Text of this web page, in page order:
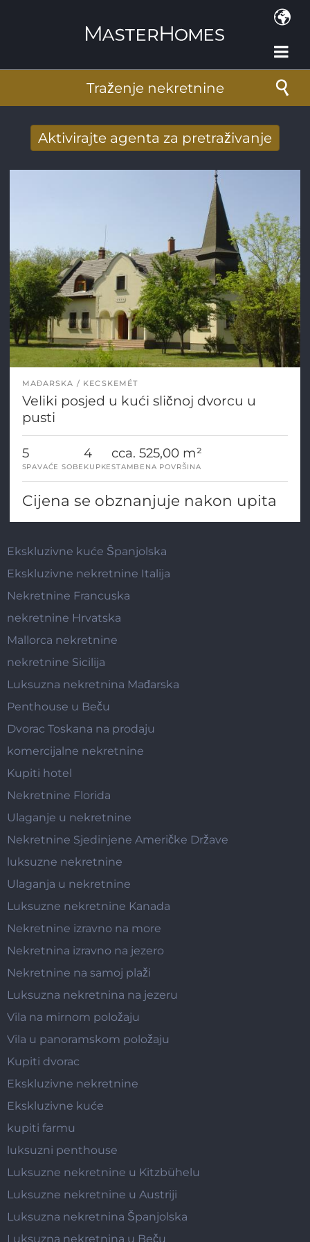
Traženje nekretnine
Aktivirajte agenta za pretraživanje
MAĐARSKA KECSKEMÉT
Veliki posjed u kući sličnoj dvorcu u
pusti
5
SPAVAĆE SOBE
4
KUPKE
cca. 525,00 m²
STAMBENA POVRŠINA
Cijena se obznanjuje nakon upita
Ekskluzivne kuće Španjolska
Ekskluzivne nekretnine Italija
Nekretnine Francuska
nekretnine Hrvatska
Mallorca nekretnine
nekretnine Sicilija
Luksuzna nekretnina Mađarska
Penthouse u Beču
Dvorac Toskana na prodaju
komercijalne nekretnine
Kupiti hotel
Nekretnine Florida
Ulaganje u nekretnine
Nekretnine Sjedinjene Američke Države
luksuzne nekretnine
Ulaganja u nekretnine
Luksuzne nekretnine Kanada
Nekretnine izravno na more
Nekretnina izravno na jezero
Nekretnine na samoj plaži
Luksuzna nekretnina na jezeru
Vila na mirnom položaju
Vila u panoramskom položaju
Kupiti dvorac
Ekskluzivne nekretnine
Ekskluzivne kuće
kupiti farmu
luksuzni penthouse
Luksuzne nekretnine u Kitzbühelu
Luksuzne nekretnine u Austriji
Luksuzna nekretnina Španjolska
Luksuzna nekretnina u Beču